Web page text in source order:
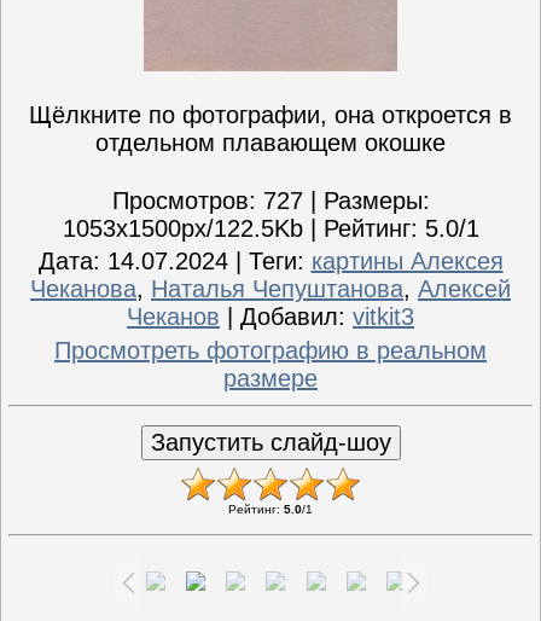
Щёлкните по фотографии, она откроется в
отдельном плавающем окошке
Просмотров: 727 | Размеры:
1053x1500px/122.5Kb | Рейтинг: 5.0/1
Дата: 14.07.2024 | Теги: картины Алексея
Чеканова, Наталья Чепуштанова, Алексей
Чеканов
Добавил: vitkit3
Просмотреть фотографию в реальном
размере
Рейтинг: 5.0/1